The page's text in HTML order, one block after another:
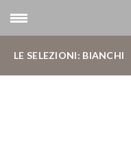
LE SELEZIONI: BIANCHI